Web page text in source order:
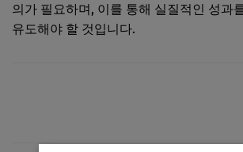
의가 필요하며, 이를 통해 실질적인 성과
유도해야 할 것입니다.